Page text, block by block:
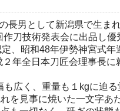
長男として新潟県で生ま
刀技術発表会に出品し
、昭和48年伊勢神宮式
年全日本刀匠会理事長
広く、重量も１kgに迫
を見事に焼いた一文字